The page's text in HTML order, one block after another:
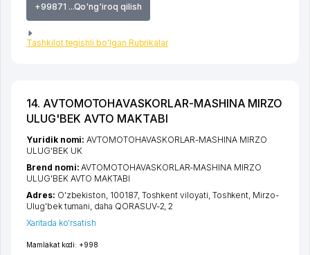
+99871 ...Qo'ng'iroq qilish
Tashkilot tegishli bo'lgan Rubrikalar
14. AVTOMOTOHAVASKORLAR-MASHINA MIRZO
ULUG'BEK AVTO MAKTABI
Mamlakat kodi: +998
Yuridik nomi:AVTOMOTOHAVASKORLAR-MASHINA MIRZO
ULUG'BEK UK
Brend nomi:AVTOMOTOHAVASKORLAR-MASHINA MIRZO
ULUG'BEK AVTO MAKTABI
Adres: O'zbekiston, 100187, Toshkent viloyati Toshkent Mirzo-
Ulug'bek tumani daha QORASUV-2 , 2
Xaritada ko'rsatish